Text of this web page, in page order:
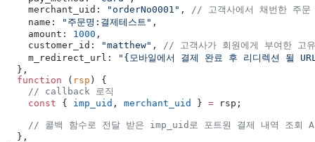
    merchant_uid:
"orderNo0001" ,
// 고객사에서 채번한 주문
    name:
"주문명:결제테스트" ,
    amount:
1000 ,
    customer_id:
"matthew" ,
// 고객사가 회원에게 부여한 고
    m_redirect_url:
"{모바일에서 결제 완료 후 리디렉션 될
  },
  function
( rsp ) {
    // callback 로직
    const
{ imp_uid , merchant_uid } = rsp;
// 콜백 함수로 전달 받은 imp_uid로 포트원 결제 내역 조회
  },